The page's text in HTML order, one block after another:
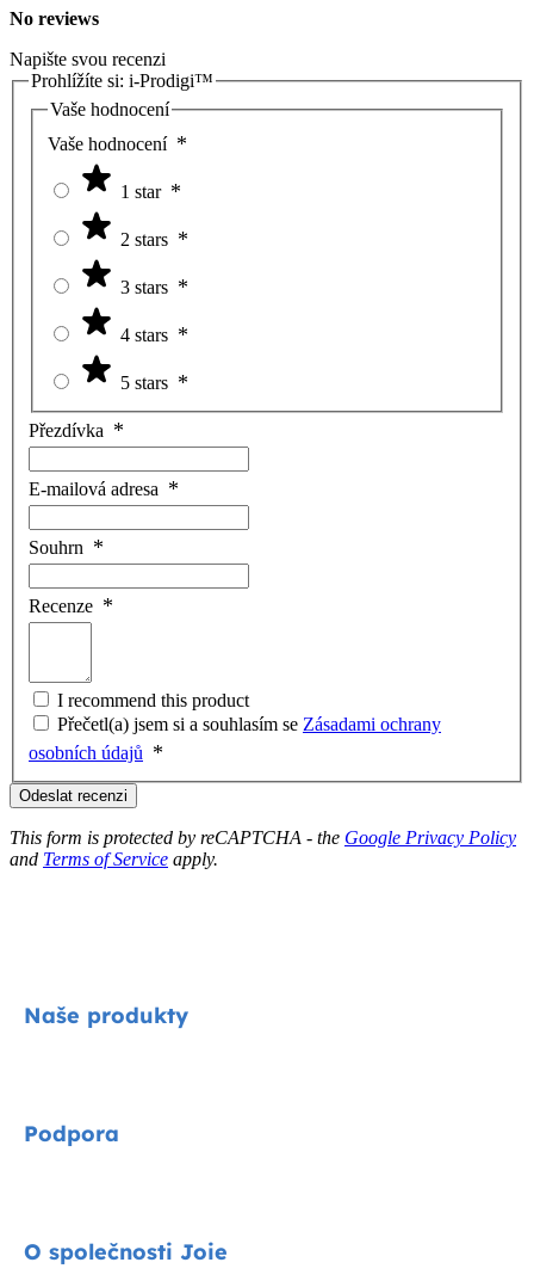
No reviews
Napište svou recenzi
Prohlížíte si: i-Prodigi™
Vaše hodnocení
Vaše hodnocení
1 star
2 stars
3 stars
4 stars
5 stars
Přezdívka
E-mailová adresa
Souhrn
Recenze
I recommend this product
Přečetl(a) jsem si a souhlasím se Zásadami ochrany
osobních údajů
Odeslat recenzi
This form is protected by reCAPTCHA - the Google Privacy Policy
and Terms of Service apply.
Naše produkty
Kočárky
Podpora
O společnosti Joie